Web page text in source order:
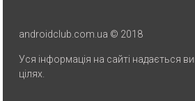
androidclub.com.ua © 2018
Уся інформація на сайті надається
цілях.